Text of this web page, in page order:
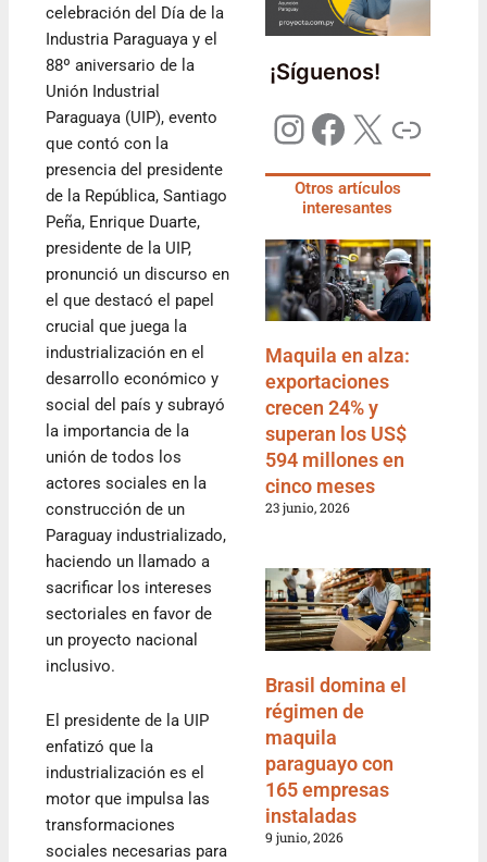
celebración del Día de la
Industria Paraguaya y el
88º aniversario de la
Unión Industrial
Paraguaya (UIP), evento
que contó con la
presencia del presidente
de la República, Santiago
Peña, Enrique Duarte,
presidente de la UIP,
pronunció un discurso en
el que destacó el papel
crucial que juega la
industrialización en el
desarrollo económico y
social del país y subrayó
la importancia de la
unión de todos los
actores sociales en la
construcción de un
Paraguay industrializado,
haciendo un llamado a
sacrificar los intereses
sectoriales en favor de
un proyecto nacional
inclusivo.
El presidente de la UIP
enfatizó que la
industrialización es el
motor que impulsa las
transformaciones
sociales necesarias para
¡Síguenos!
Otros artículos
interesantes
Maquila en alza:
exportaciones
crecen 24% y
superan los US$
594 millones en
cinco meses
23 junio, 2026
Brasil domina el
régimen de
maquila
paraguayo con
165 empresas
instaladas
9 junio, 2026